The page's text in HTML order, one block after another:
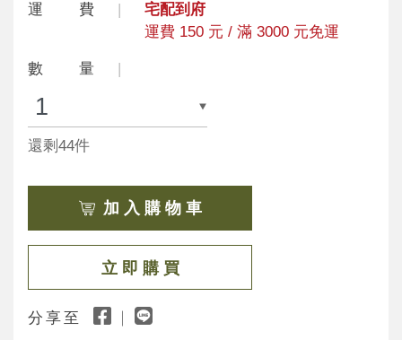
運 費
宅配到府
運費 150 元 / 滿 3000 元免運
數 量
還剩44件
加 入 購 物 車
立 即 購 買
分享至